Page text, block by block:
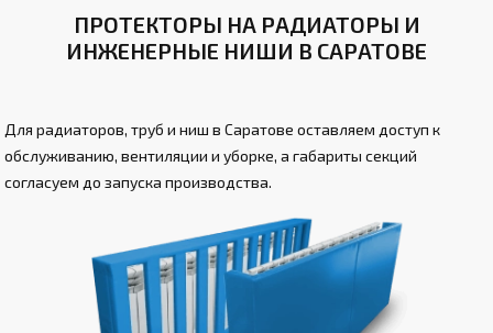
ПРОТЕКТОРЫ НА РАДИАТОРЫ И
ИНЖЕНЕРНЫЕ НИШИ В САРАТОВЕ
Для радиаторов, труб и ниш в Саратове оставляем доступ к
обслуживанию, вентиляции и уборке, а габариты секций
согласуем до запуска производства.